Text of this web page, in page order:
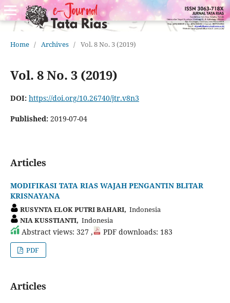
Home / Archives / Vol. 8 No. 3 (2019)
Vol. 8 No. 3 (2019)
DOI: https://doi.org/10.26740/jtr.v8n3
Published: 2019-07-04
Articles
MODIFIKASI TATA RIAS WAJAH PENGANTIN BLITAR
KRISNAYANA
RUSYNTA ELOK PUTRI BAHARI, Indonesia
NIA KUSSTIANTI, Indonesia
Abstract views: 327 , PDF downloads: 183
PDF
Articles